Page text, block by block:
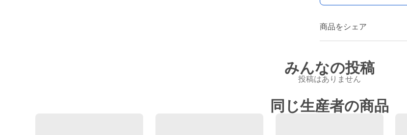
商品をシェア
みんなの投稿
投稿はありません
同じ生産者の商品